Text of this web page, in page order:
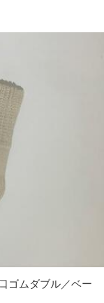
ゴムダブル／ベー